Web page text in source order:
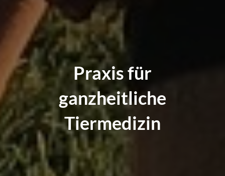
Praxis für
ganzheitliche
Tiermedizin